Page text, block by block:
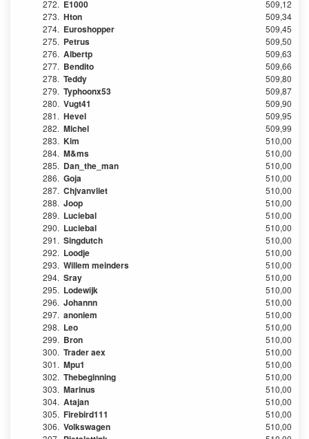
272. E1000
509,12
273. Hton
509,34
274. Euroshopper
509,45
275. Petrus
509,50
276. Albertp
509,63
277. Bendito
509,66
278. Teddy
509,80
279. Typhoonx53
509,87
280. Vugt41
509,90
281. Hevel
509,95
282. Michel
509,99
283. Kim
510,00
284. M&ms
510,00
285. Dan_the_man
510,00
286. Goja
510,00
287. Chjvanvliet
510,00
288. Joop
510,00
289. Luciebal
510,00
290. Luciebal
510,00
291. Singdutch
510,00
292. Loodje
510,00
293. Willem meinders
510,00
294. Sray
510,00
295. Lodewijk
510,00
296. Johannn
510,00
297. anoniem
510,00
298. Leo
510,00
299. Bron
510,00
300. Trader aex
510,00
301. Mpu1
510,00
302. Thebeginning
510,00
303. Marinus
510,00
304. Atajan
510,00
305. Firebird111
510,00
306. Volkswagen
510,00